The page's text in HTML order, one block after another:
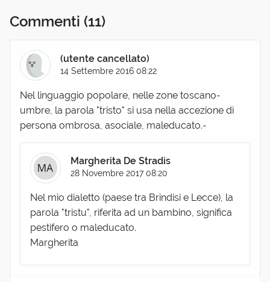
Commenti (11)
(utente cancellato)
14 Settembre 2016 08:22
Nel linguaggio popolare, nelle zone toscano-
umbre, la parola "tristo" si usa nella accezione di
persona ombrosa, asociale, maleducato.-
Margherita De Stradis
28 Novembre 2017 08:20
Nel mio dialetto (paese tra Brindisi e Lecce), la
parola "tristu", riferita ad un bambino, significa
pestifero o maleducato.
Margherita